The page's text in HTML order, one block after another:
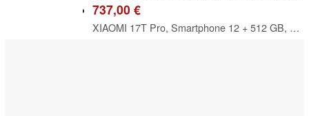
737,00 €
XIAOMI 17T Pro, Smartphone 12 + 512 GB, Eye-Care-Display von 6,83 Zoll bis 144 Hz, MediaTek Dimensity 9500, Silizium-Kohlenstoff-Akku mit 7000 mAh (Typ), Leica Teleobjektiv 5x, HyperCharge 100 W, Deep